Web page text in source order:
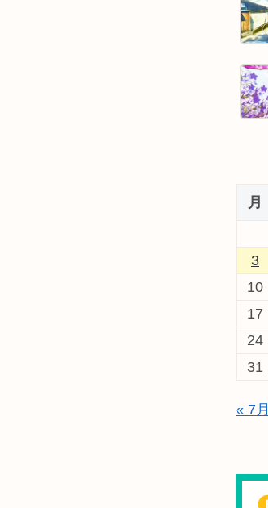
月
3
10
17
24
31
« 7月